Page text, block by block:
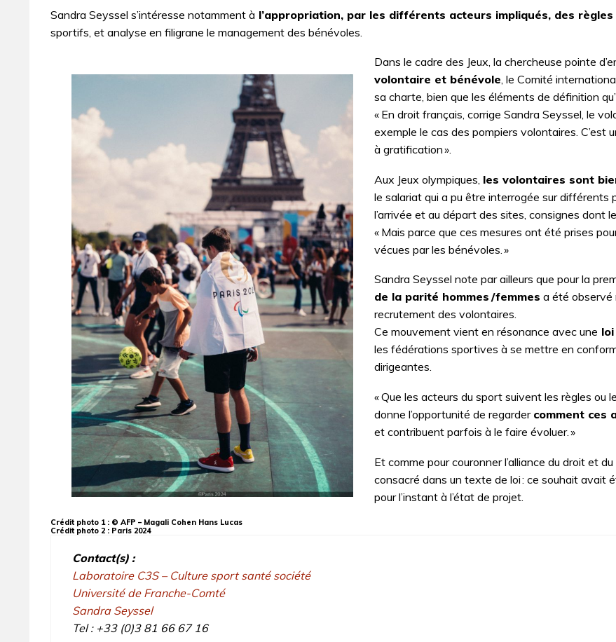
Sandra Seyssel s’intéresse notamment à l’appropriation, par les différents acteurs impliqués, des
sportifs, et analyse en filigrane le management des bénévoles.
Dans le cadre des Jeux, la chercheuse pointe
volontaire et bénévole, le Comité
sa charte, bien que les éléments de définition
« En droit français, corrige Sandra Seyssel, le
exemple le cas des pompiers volontaires. C’est
à gratification ».
Aux Jeux olympiques, les volontaires sont
le salariat qui a pu être interrogée sur différents
l’arrivée et au départ des sites, consignes dont
« Mais parce que ces mesures ont été prises
vécues par les bénévoles. »
Sandra Seyssel note par ailleurs que pour la
de la parité hommes / femmes a été observé
recrutement des volontaires.
Ce mouvement vient en résonance avec une
les fédérations sportives à se mettre en
dirigeantes.
« Que les acteurs du sport suivent les règles
donne l’opportunité de regarder comment ces
et contribuent parfois à le faire évoluer. »
Et comme pour couronner l’alliance du droit et
consacré dans un texte de loi : ce souhait avait
pour l’instant à l’état de projet.
Crédit photo 1 : © AFP – Magali Cohen Hans Lucas
Crédit photo 2 : Paris 2024
Contact(s) :
Laboratoire C3S – Culture sport santé société
Université de Franche-Comté
Sandra Seyssel
Tel : +33 (0)3 81 66 67 16